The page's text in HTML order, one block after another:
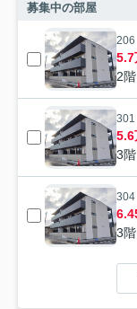
募集中の部屋
206
5.7
2
301
5.6
3
304
3